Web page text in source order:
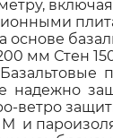
основе
мм Стен
надежно
ветро
M и